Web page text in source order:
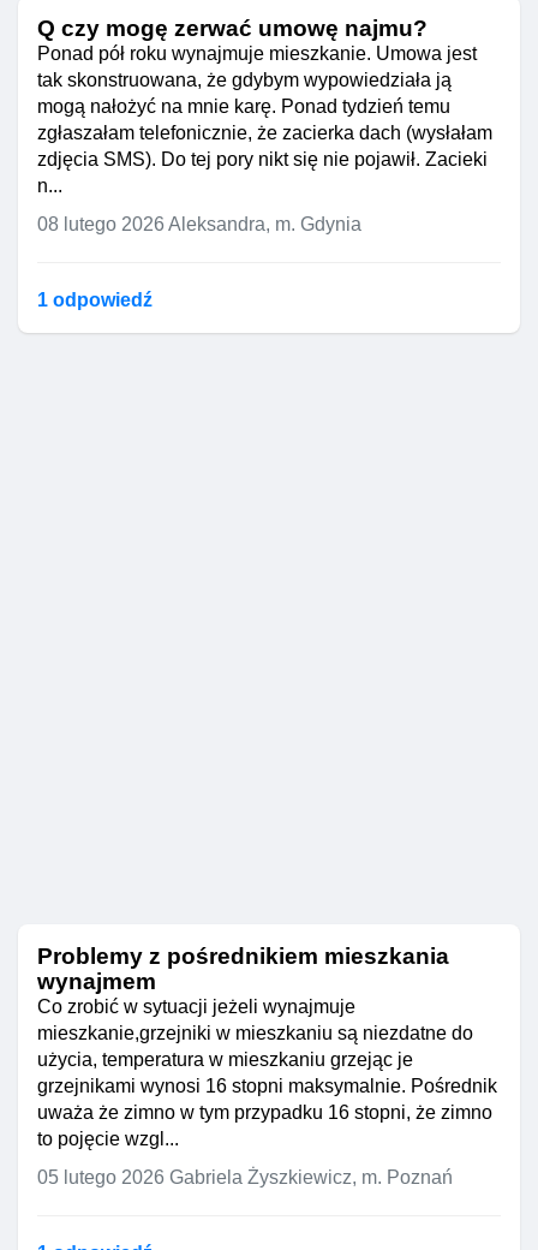
Q czy mogę zerwać umowę najmu?
Ponad pół roku wynajmuje mieszkanie. Umowa jest
tak skonstruowana, że gdybym wypowiedziała ją
mogą nałożyć na mnie karę. Ponad tydzień temu
zgłaszałam telefonicznie, że zacierka dach (wysłałam
zdjęcia SMS). Do tej pory nikt się nie pojawił. Zacieki
n...
08 lutego 2026 Aleksandra, m. Gdynia
1 odpowiedź
Problemy z pośrednikiem mieszkania
wynajmem
Co zrobić w sytuacji jeżeli wynajmuje
mieszkanie,grzejniki w mieszkaniu są niezdatne do
użycia, temperatura w mieszkaniu grzejąc je
grzejnikami wynosi 16 stopni maksymalnie. Pośrednik
uważa że zimno w tym przypadku 16 stopni, że zimno
to pojęcie wzgl...
05 lutego 2026 Gabriela Żyszkiewicz, m. Poznań